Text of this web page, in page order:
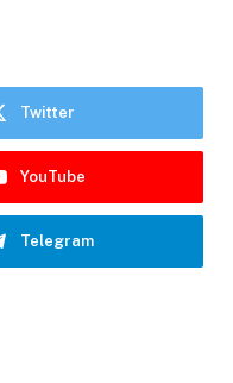
Twitter
YouTube
Telegram